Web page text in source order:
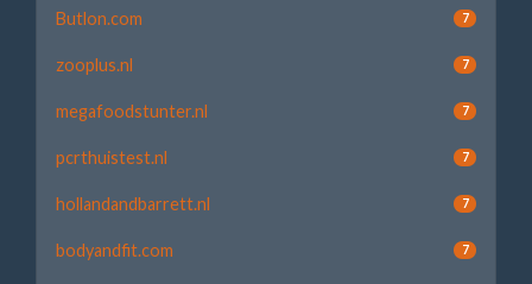
Butlon.com 7
zooplus.nl 7
megafoodstunter.nl 7
pcrthuistest.nl 7
hollandandbarrett.nl 7
bodyandfit.com 7